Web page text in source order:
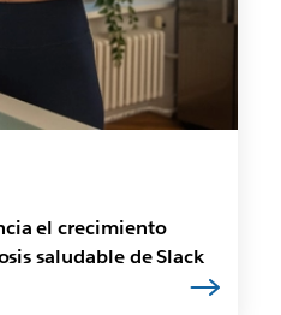
el crecimiento
saludable de Slack